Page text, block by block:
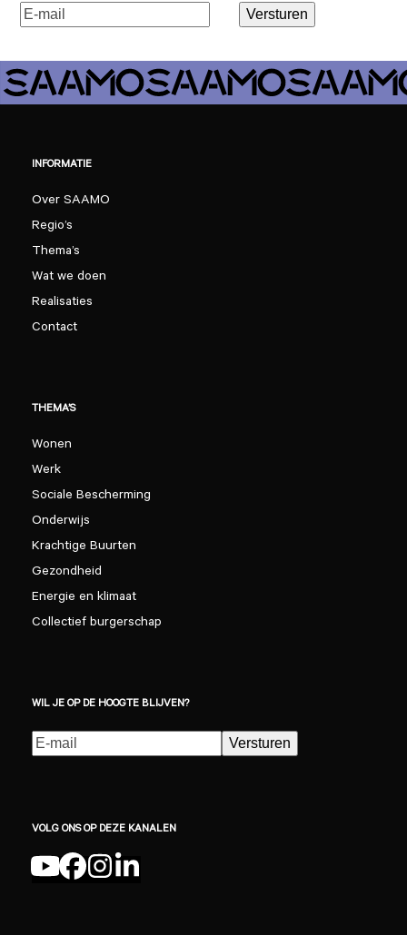
E-
mailadres(Vereist)
Versturen
INFORMATIE
Over SAAMO
Regio’s
Thema’s
Wat we doen
Realisaties
Contact
THEMA’S
Wonen
Werk
Sociale Bescherming
Onderwijs
Krachtige Buurten
Gezondheid
Energie en klimaat
Collectief burgerschap
WIL JE OP DE HOOGTE BLIJVEN?
E-
mailadres(Vereist)
Versturen
VOLG ONS OP DEZE KANALEN
YouTube
Facebook
Instagram
LinkedIn